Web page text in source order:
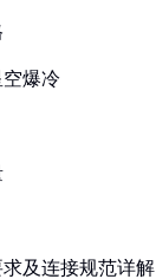
爆冷
及连接规范详解